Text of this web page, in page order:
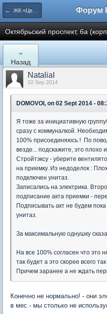
← ЖК «Цветочный город» Микрорайон 22
Октябрьский проспект, 6а
«
Назад
NataliaI
02 Sep 2014
DOMOVOI, on 02 Sept 2014 -
Я тоже за инициативную
сразу с коммуналкой.
100% присоединяюсь ! По
везде... подскажите, это плохо
Стройтэксу - уберите
на приемку. Из недоделок :
подключен унитаз.
Записались на электрика.
подписание акта приемки -
Подписывать акт не будем
унитаз.
За максимальную однушку
На все 100% согласен что это
так будет а это скорее всего
Причем заранее а не ждать
Конечно не нормально! - они
в мес.- мы столько не